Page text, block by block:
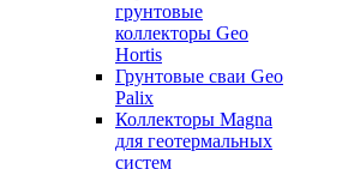
грунтовые
коллекторы Geo
Hortis
Грунтовые сваи Geo
Palix
Коллекторы Magna
для геотермальных
систем